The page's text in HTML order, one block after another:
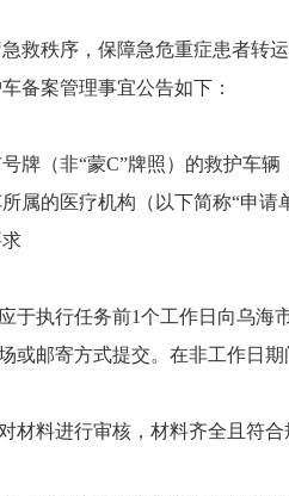
秩序，保障急危重症患者转运
备案管理事宜公告如下：
（非“蒙C”牌照）的救护车辆
的医疗机构（以下简称“申请单
执行任务前1个工作日向乌海市
邮寄方式提交。在非工作日期
料进行审核，材料齐全且符合